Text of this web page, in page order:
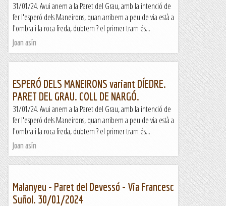
31/01/24. Avui anem a la Paret del Grau, amb la intenció de
fer l'esperó dels Maneirons, quan arribem a peu de via està a
l'ombra i la roca freda, dubtem ? el primer tram és...
Joan asín
ESPERÓ DELS MANEIRONS variant DÍEDRE.
PARET DEL GRAU. COLL DE NARGÓ.
31/01/24. Avui anem a la Paret del Grau, amb la intenció de
fer l'esperó dels Maneirons, quan arribem a peu de via està a
l'ombra i la roca freda, dubtem ? el primer tram és...
Joan asín
Malanyeu - Paret del Devessó - Via Francesc
Suñol. 30/01/2024